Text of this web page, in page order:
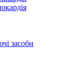
засоби